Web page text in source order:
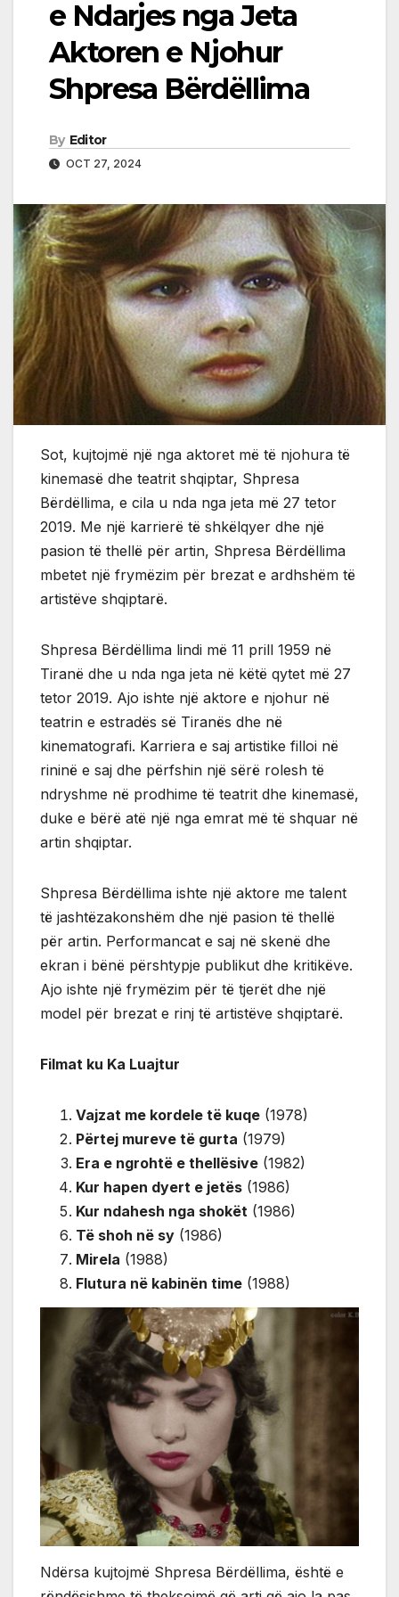
e Ndarjes nga Jeta
Aktoren e Njohur
Shpresa Bërdëllima
By Editor
OCT 27, 2024
Sot, kujtojmë një nga aktoret më të njohura të
kinemasë dhe teatrit shqiptar, Shpresa
Bërdëllima, e cila u nda nga jeta më 27 tetor
2019. Me një karrierë të shkëlqyer dhe një
pasion të thellë për artin, Shpresa Bërdëllima
mbetet një frymëzim për brezat e ardhshëm të
artistëve shqiptarë.
Shpresa Bërdëllima lindi më 11 prill 1959 në
Tiranë dhe u nda nga jeta në këtë qytet më 27
tetor 2019. Ajo ishte një aktore e njohur në
teatrin e estradës së Tiranës dhe në
kinematografi. Karriera e saj artistike filloi në
rininë e saj dhe përfshin një sërë rolesh të
ndryshme në prodhime të teatrit dhe kinemasë,
duke e bërë atë një nga emrat më të shquar në
artin shqiptar.
Shpresa Bërdëllima ishte një aktore me talent
të jashtëzakonshëm dhe një pasion të thellë
për artin. Performancat e saj në skenë dhe
ekran i bënë përshtypje publikut dhe kritikëve.
Ajo ishte një frymëzim për të tjerët dhe një
model për brezat e rinj të artistëve shqiptarë.
Filmat ku Ka Luajtur
Vajzat me kordele të kuqe (1978)
Përtej mureve të gurta (1979)
Era e ngrohtë e thellësive (1982)
Kur hapen dyert e jetës (1986)
Kur ndahesh nga shokët (1986)
Të shoh në sy (1986)
Mirela (1988)
Flutura në kabinën time (1988)
Ndërsa kujtojmë Shpresa Bërdëllima, është e